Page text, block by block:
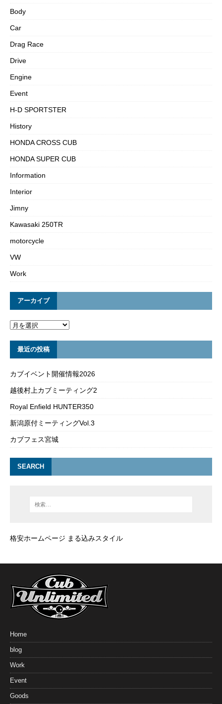
Body
Car
Drag Race
Drive
Engine
Event
H-D SPORTSTER
History
HONDA CROSS CUB
HONDA SUPER CUB
Information
Interior
Jimny
Kawasaki 250TR
motorcycle
VW
Work
アーカイブ
最近の投稿
カブイベント開催情報2026
越後村上カブミーティング2
Royal Enfield HUNTER350
新潟原付ミーティングVol.3
カブフェス宮城
SEARCH
格安ホームページ まる込みスタイル
Home
blog
Work
Event
Goods